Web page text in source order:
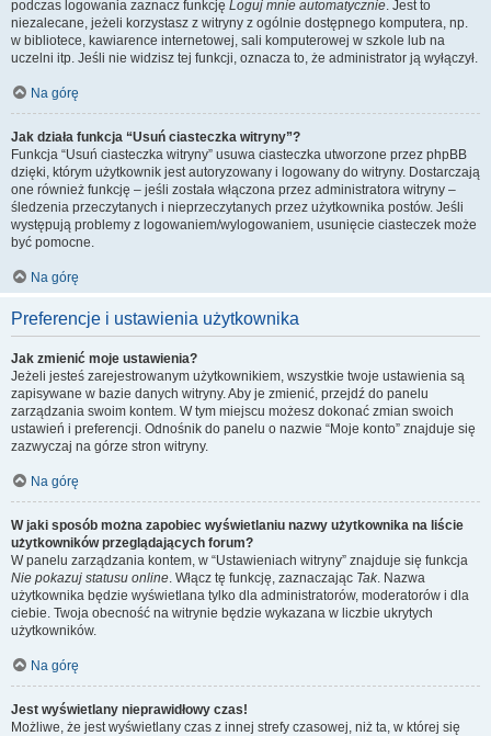
podczas logowania zaznacz funkcję Loguj mnie automatycznie. Jest to
niezalecane, jeżeli korzystasz z witryny z ogólnie dostępnego komputera, np.
w bibliotece, kawiarence internetowej, sali komputerowej w szkole lub na
uczelni itp. Jeśli nie widzisz tej funkcji, oznacza to, że administrator ją wyłączył.
Na górę
Jak działa funkcja “Usuń ciasteczka witryny”?
Funkcja “Usuń ciasteczka witryny” usuwa ciasteczka utworzone przez phpBB
dzięki, którym użytkownik jest autoryzowany i logowany do witryny. Dostarczają
one również funkcję – jeśli została włączona przez administratora witryny –
śledzenia przeczytanych i nieprzeczytanych przez użytkownika postów. Jeśli
występują problemy z logowaniem/wylogowaniem, usunięcie ciasteczek może
być pomocne.
Na górę
Preferencje i ustawienia użytkownika
Jak zmienić moje ustawienia?
Jeżeli jesteś zarejestrowanym użytkownikiem, wszystkie twoje ustawienia są
zapisywane w bazie danych witryny. Aby je zmienić, przejdź do panelu
zarządzania swoim kontem. W tym miejscu możesz dokonać zmian swoich
ustawień i preferencji. Odnośnik do panelu o nazwie “Moje konto” znajduje się
zazwyczaj na górze stron witryny.
Na górę
W jaki sposób można zapobiec wyświetlaniu nazwy użytkownika na liście
użytkowników przeglądających forum?
W panelu zarządzania kontem, w “Ustawieniach witryny” znajduje się funkcja
Nie pokazuj statusu online. Włącz tę funkcję, zaznaczając Tak. Nazwa
użytkownika będzie wyświetlana tylko dla administratorów, moderatorów i dla
ciebie. Twoja obecność na witrynie będzie wykazana w liczbie ukrytych
użytkowników.
Na górę
Jest wyświetlany nieprawidłowy czas!
Możliwe, że jest wyświetlany czas z innej strefy czasowej, niż ta, w której się